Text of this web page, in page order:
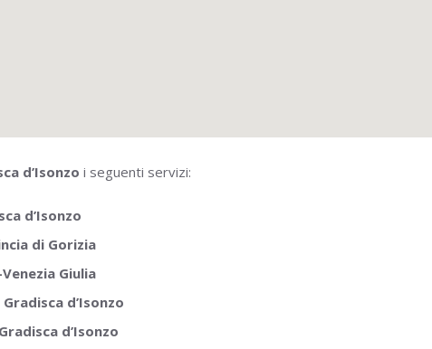
d’Isonzo i seguenti servizi:
d’Isonzo
di Gorizia
Giulia
d’Isonzo
d’Isonzo